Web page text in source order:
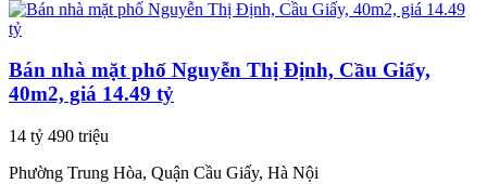
Bán nhà mặt phố Nguyễn Thị Định, Cầu Giấy,
40m2, giá 14.49 tỷ
14 tỷ 490 triệu
Phường Trung Hòa, Quận Cầu Giấy, Hà Nội